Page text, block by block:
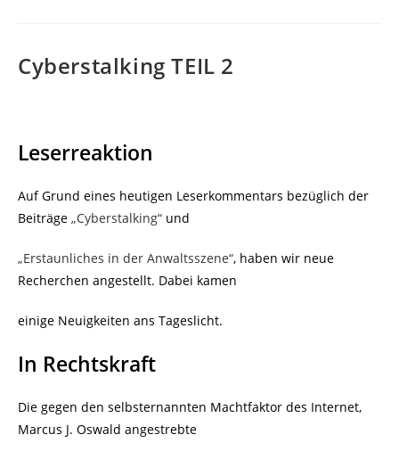
Cyberstalking TEIL 2
Leserreaktion
Auf Grund eines heutigen Leserkommentars bezüglich der
Beiträge „Cyberstalking“ und
„Erstaunliches in der Anwaltsszene“, haben wir neue
Recherchen angestellt. Dabei kamen
einige Neuigkeiten ans Tageslicht.
In Rechtskraft
Die gegen den selbsternannten Machtfaktor des Internet,
Marcus J. Oswald angestrebte